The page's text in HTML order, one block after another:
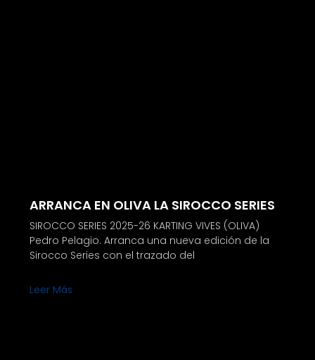
ARRANCA EN OLIVA LA SIROCCO SERIES
SIROCCO SERIES 2025-26 KARTING VIVES (OLIVA)
Pedro Pelagio. Arranca una nueva edición de la
Sirocco Series con el trazado del
Leer Más